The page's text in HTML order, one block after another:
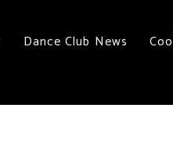
Dance Club News